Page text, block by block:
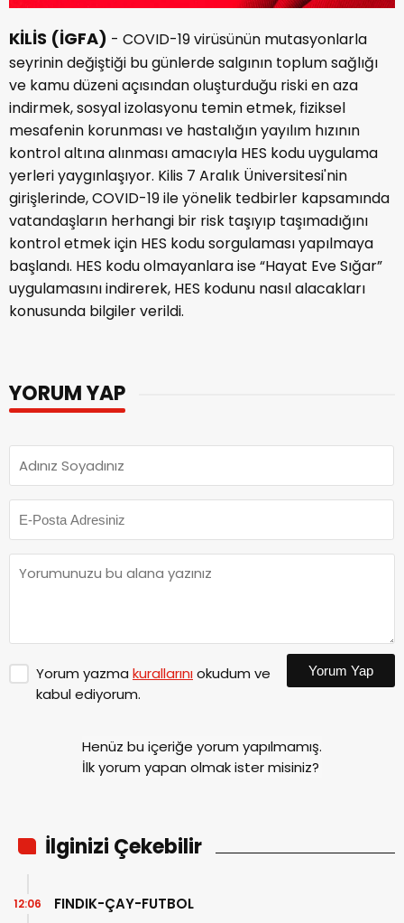
KİLİS (İGFA) - COVID-19 virüsünün mutasyonlarla
seyrinin değiştiği bu günlerde salgının toplum sağlığı
ve kamu düzeni açısından oluşturduğu riski en aza
indirmek, sosyal izolasyonu temin etmek, fiziksel
mesafenin korunması ve hastalığın yayılım hızının
kontrol altına alınması amacıyla HES kodu uygulama
yerleri yaygınlaşıyor. Kilis 7 Aralık Üniversitesi'nin
girişlerinde, COVID-19 ile yönelik tedbirler kapsamında
vatandaşların herhangi bir risk taşıyıp taşımadığını
kontrol etmek için HES kodu sorgulaması yapılmaya
başlandı. HES kodu olmayanlara ise “Hayat Eve Sığar”
uygulamasını indirerek, HES kodunu nasıl alacakları
konusunda bilgiler verildi.
YORUM YAP
Yorum yazma kurallarınıokudum ve
kabul ediyorum.
Yorum Yap
Henüz bu içeriğe yorum yapılmamış.
İlk yorum yapan olmak ister misiniz?
İlginizi Çekebilir
FINDIK-ÇAY-FUTBOL
12:06